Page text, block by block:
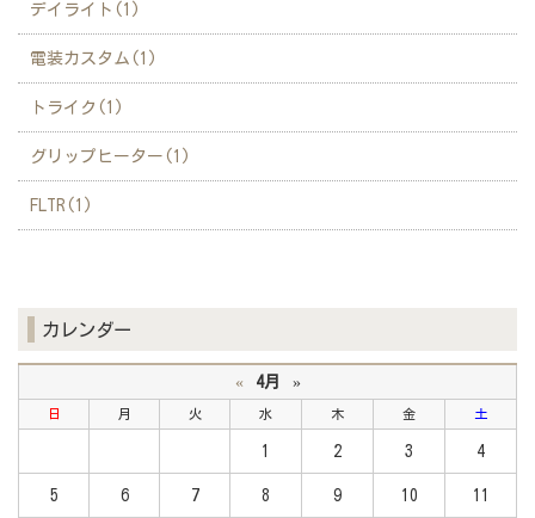
デイライト(1)
電装カスタム(1)
トライク(1)
グリップヒーター(1)
FLTR(1)
カレンダー
« 4月 »
日 月 火 水 木 金 土
1 2 3 4
5 6 7 8 9 10 11